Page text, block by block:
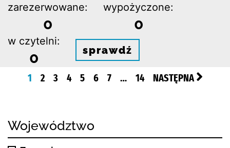
zarezerwowane:
0
wypożyczone:
0
w czytelni:
0 sprawdź
1 2 3 4 5 6 7 … 14 NASTĘPNA
Województwo